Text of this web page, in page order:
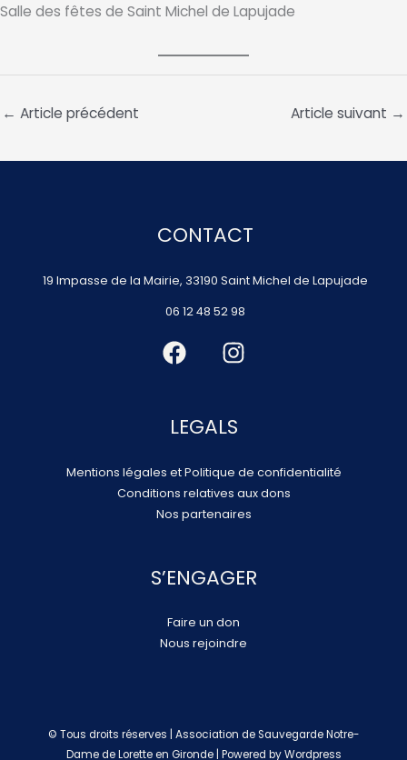
Salle des fêtes de Saint Michel de Lapujade
← Article précédent Article suivant →
CONTACT
19 Impasse de la Mairie, 33190 Saint Michel de Lapujade
06 12 48 52 98
LEGALS
Mentions légales et Politique de confidentialité
Conditions relatives aux dons
Nos partenaires
S’ENGAGER
Faire un don
Nous rejoindre
© Tous droits réserves | Association de Sauvegarde Notre-
Dame de Lorette en Gironde | Powered by Wordpress